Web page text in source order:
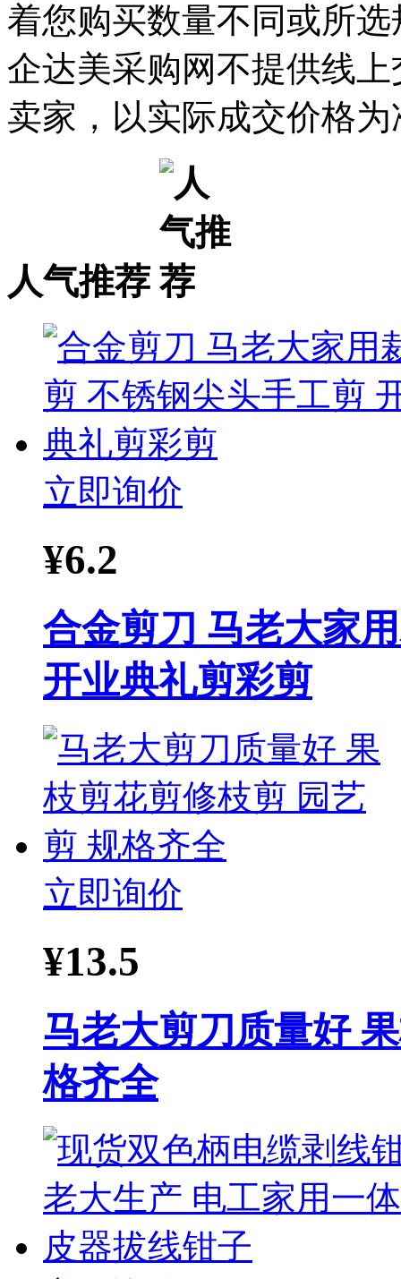
着您购买数量不同或所
企达美采购网不提供线
卖家，以实际成交价格为
人气推荐
立即询价
¥6.2
合金剪刀 马老大家
开业典礼剪彩剪
立即询价
¥13.5
马老大剪刀质量好
格齐全